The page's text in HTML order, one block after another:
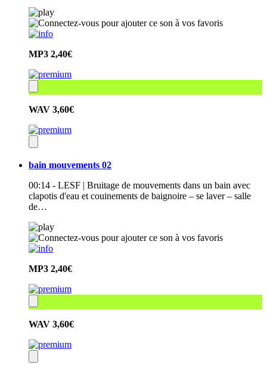
MP3 2,40€
WAV 3,60€
bain mouvements 02
00:14 - LESF | Bruitage de mouvements dans un bain avec
clapotis d'eau et couinements de baignoire – se laver – salle
de…
MP3 2,40€
WAV 3,60€